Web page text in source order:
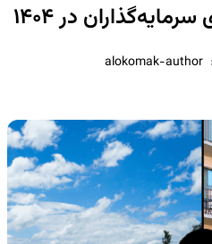
در ۱۴۰۴
alokomak-author